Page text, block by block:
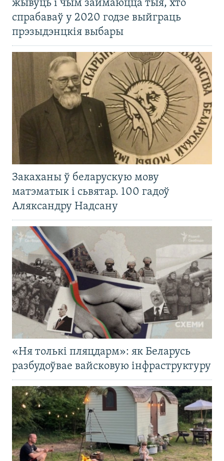
жывуць і чым займаюцца тыя, хто
спрабаваў у 2020 годзе выйграць
прэзыдэнцкія выбары
Закаханы ў беларускую мову
матэматык і сьвятар. 100 гадоў
Аляксандру Надсану
«Ня толькі пляцдарм»: як Беларусь
разбудоўвае вайсковую інфраструктуру